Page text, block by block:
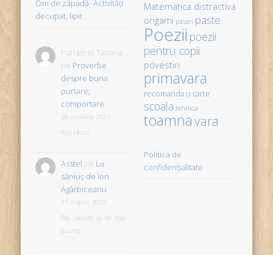
Om de zăpadă- Activităţi
decupat, lipit
Patrașcio Tatiana
pe Proverbe
despre buna
purtare,
comportare
28 ianuarie 2021
îmi place
Asstel pe La
săniuş de Ion
Agârbiceanu
31 august 2020
Pai...voiam sa fie mai
scurta. .
Matematica distractiva
origami pasari paste
Poezii poezii
pentru copii
povestiri
primavara
recomanda o carte
scoala tehnica
toamnavara
Politica de
confidențialitate